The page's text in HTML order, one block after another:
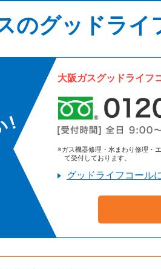
のグッドライ
大阪ガスグッドライフ
※ガス機器修理・水まわり修理・
て受付しております。
グッドライフコール